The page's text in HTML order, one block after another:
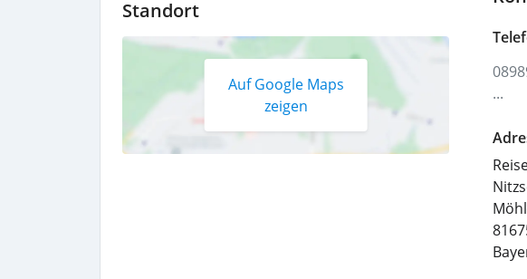
Standort
Auf Google Maps
zeigen
...